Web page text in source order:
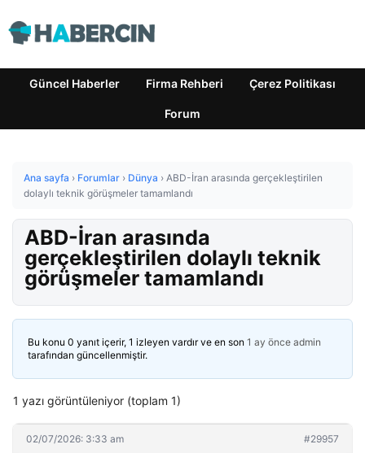
Güncel Haberler Firma Rehberi Çerez Politikası
Forum
Ana sayfa › Forumlar › Dünya › ABD-İran arasında gerçekleştirilen
dolaylı teknik görüşmeler tamamlandı
ABD-İran arasında
gerçekleştirilen dolaylı teknik
görüşmeler tamamlandı
Bu konu 0 yanıt içerir, 1 izleyen vardır ve en son 1 ay önce admin
tarafından güncellenmiştir.
1 yazı görüntüleniyor (toplam 1)
02/07/2026: 3:33 am #29957